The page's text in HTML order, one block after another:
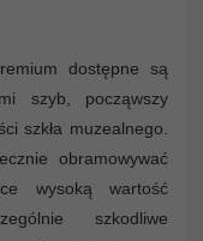
dostępne są
szyb, począwszy
szkła muzealnego.
obramowywać
wysoką wartość
szkodliwe